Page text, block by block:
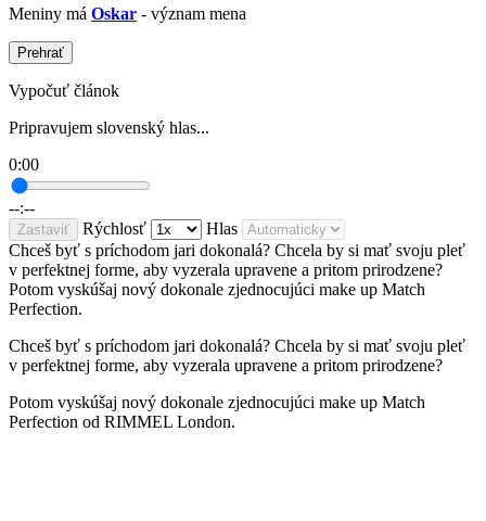
Meniny má Oskar - význam mena
Prehrať
Vypočuť článok
Pripravujem slovenský hlas...
0:00
--:--
Zastaviť Rýchlosť
Hlas
Chceš byť s príchodom jari dokonalá? Chcela by si mať svoju pleť
v perfektnej forme, aby vyzerala upravene a pritom prirodzene?
Potom vyskúšaj nový dokonale zjednocujúci make up Match
Perfection.
Chceš byť s príchodom jari dokonalá? Chcela by si mať svoju pleť
v perfektnej forme, aby vyzerala upravene a pritom prirodzene?
Potom vyskúšaj nový dokonale zjednocujúci make up Match
Perfection od RIMMEL London.